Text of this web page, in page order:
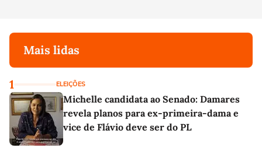
Mais lidas
1 ELEIÇÕES
Michelle candidata ao Senado: Damares
revela planos para ex-primeira-dama e
vice de Flávio deve ser do PL